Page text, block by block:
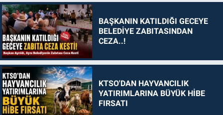
BAŞKANIN KATILDIĞI GECEYE
BELEDİYE ZABITASINDAN
CEZA..!
KTSO'DAN HAYVANCILIK
YATIRIMLARINA BÜYÜK HİBE
FIRSATI